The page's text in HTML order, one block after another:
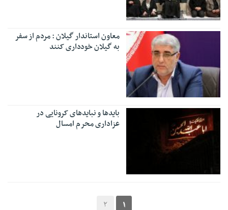
معاون استاندار گیلان : مردم از سفر
به گیلان خودداری کنند
بایدها و نبایدهای کرونایی در
عزاداری‌ محرم امسال
1
2